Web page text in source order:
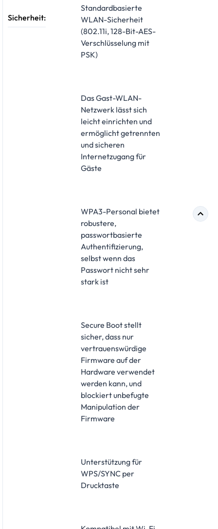
Sicherheit:
Standardbasierte
WLAN-Sicherheit
(802.11i, 128-Bit-AES-
Verschlüsselung mit
PSK)
Das Gast-WLAN-
Netzwerk lässt sich
leicht einrichten und
ermöglicht getrennten
und sicheren
Internetzugang für
Gäste
WPA3-Personal bietet
robustere,
passwortbasierte
Authentifizierung,
selbst wenn das
Passwort nicht sehr
stark ist
Secure Boot stellt
sicher, dass nur
vertrauenswürdige
Firmware auf der
Hardware verwendet
werden kann, und
blockiert unbefugte
Manipulation der
Firmware
Unterstützung für
WPS/SYNC per
Drucktaste